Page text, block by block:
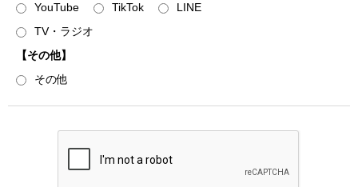
不利益を被ることがありますが、弊社に帰責事由がない限
り、弊社は責任を負いません。
利用目的
三井不動産株式会社の有価証券報告書等に記載されている連
結子会社とし、以下同じとします）は、お客様情報を以下の
利用目的の達成に必要な範囲で利用いたします。
YouTube
TikTok
LINE
TV・ラジオ
【その他】
その他